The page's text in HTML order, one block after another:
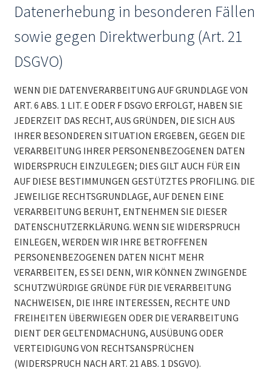
Datenerhebung in besonderen Fällen
sowie gegen Direktwerbung (Art. 21
DSGVO)
WENN DIE DATENVERARBEITUNG AUF GRUNDLAGE VON
ART. 6 ABS. 1 LIT. E ODER F DSGVO ERFOLGT, HABEN SIE
JEDERZEIT DAS RECHT, AUS GRÜNDEN, DIE SICH AUS
IHRER BESONDEREN SITUATION ERGEBEN, GEGEN DIE
VERARBEITUNG IHRER PERSONENBEZOGENEN DATEN
WIDERSPRUCH EINZULEGEN; DIES GILT AUCH FÜR EIN
AUF DIESE BESTIMMUNGEN GESTÜTZTES PROFILING. DIE
JEWEILIGE RECHTSGRUNDLAGE, AUF DENEN EINE
VERARBEITUNG BERUHT, ENTNEHMEN SIE DIESER
DATENSCHUTZERKLÄRUNG. WENN SIE WIDERSPRUCH
EINLEGEN, WERDEN WIR IHRE BETROFFENEN
PERSONENBEZOGENEN DATEN NICHT MEHR
VERARBEITEN, ES SEI DENN, WIR KÖNNEN ZWINGENDE
SCHUTZWÜRDIGE GRÜNDE FÜR DIE VERARBEITUNG
NACHWEISEN, DIE IHRE INTERESSEN, RECHTE UND
FREIHEITEN ÜBERWIEGEN ODER DIE VERARBEITUNG
DIENT DER GELTENDMACHUNG, AUSÜBUNG ODER
VERTEIDIGUNG VON RECHTSANSPRÜCHEN
(WIDERSPRUCH NACH ART. 21 ABS. 1 DSGVO).